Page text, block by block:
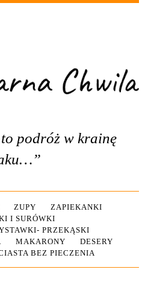
podróż w krainę
ZUPY
ZAPIEKANKI
I SURÓWKI
PRZEKĄSKI
MAKARONY
DESERY
BEZ PIECZENIA